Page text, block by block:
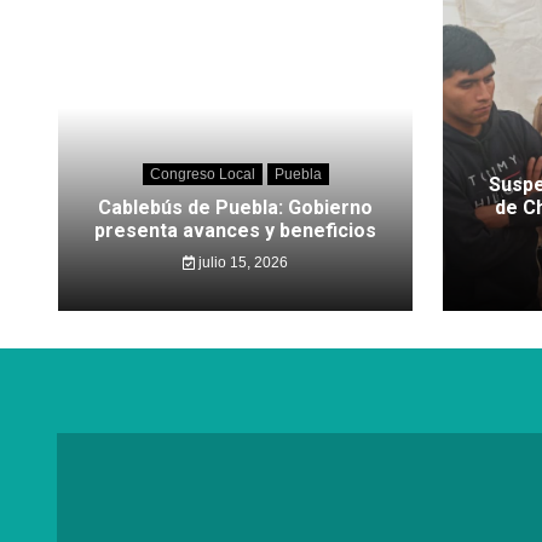
Congreso Local Puebla
Cablebús de Puebla: Gobierno
presenta avances y beneficios
julio 15, 2026
de